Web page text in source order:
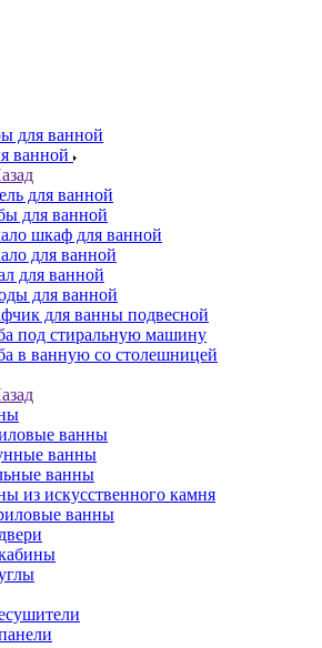
для ванной
ванной
для ванной
для ванной
шкаф для ванной
для ванной
для ванной
для ванной
для ванны подвесной
под стиральную машину
в ванную со столешницей
ванны
ванны
ванны
из искусственного камня
ванны